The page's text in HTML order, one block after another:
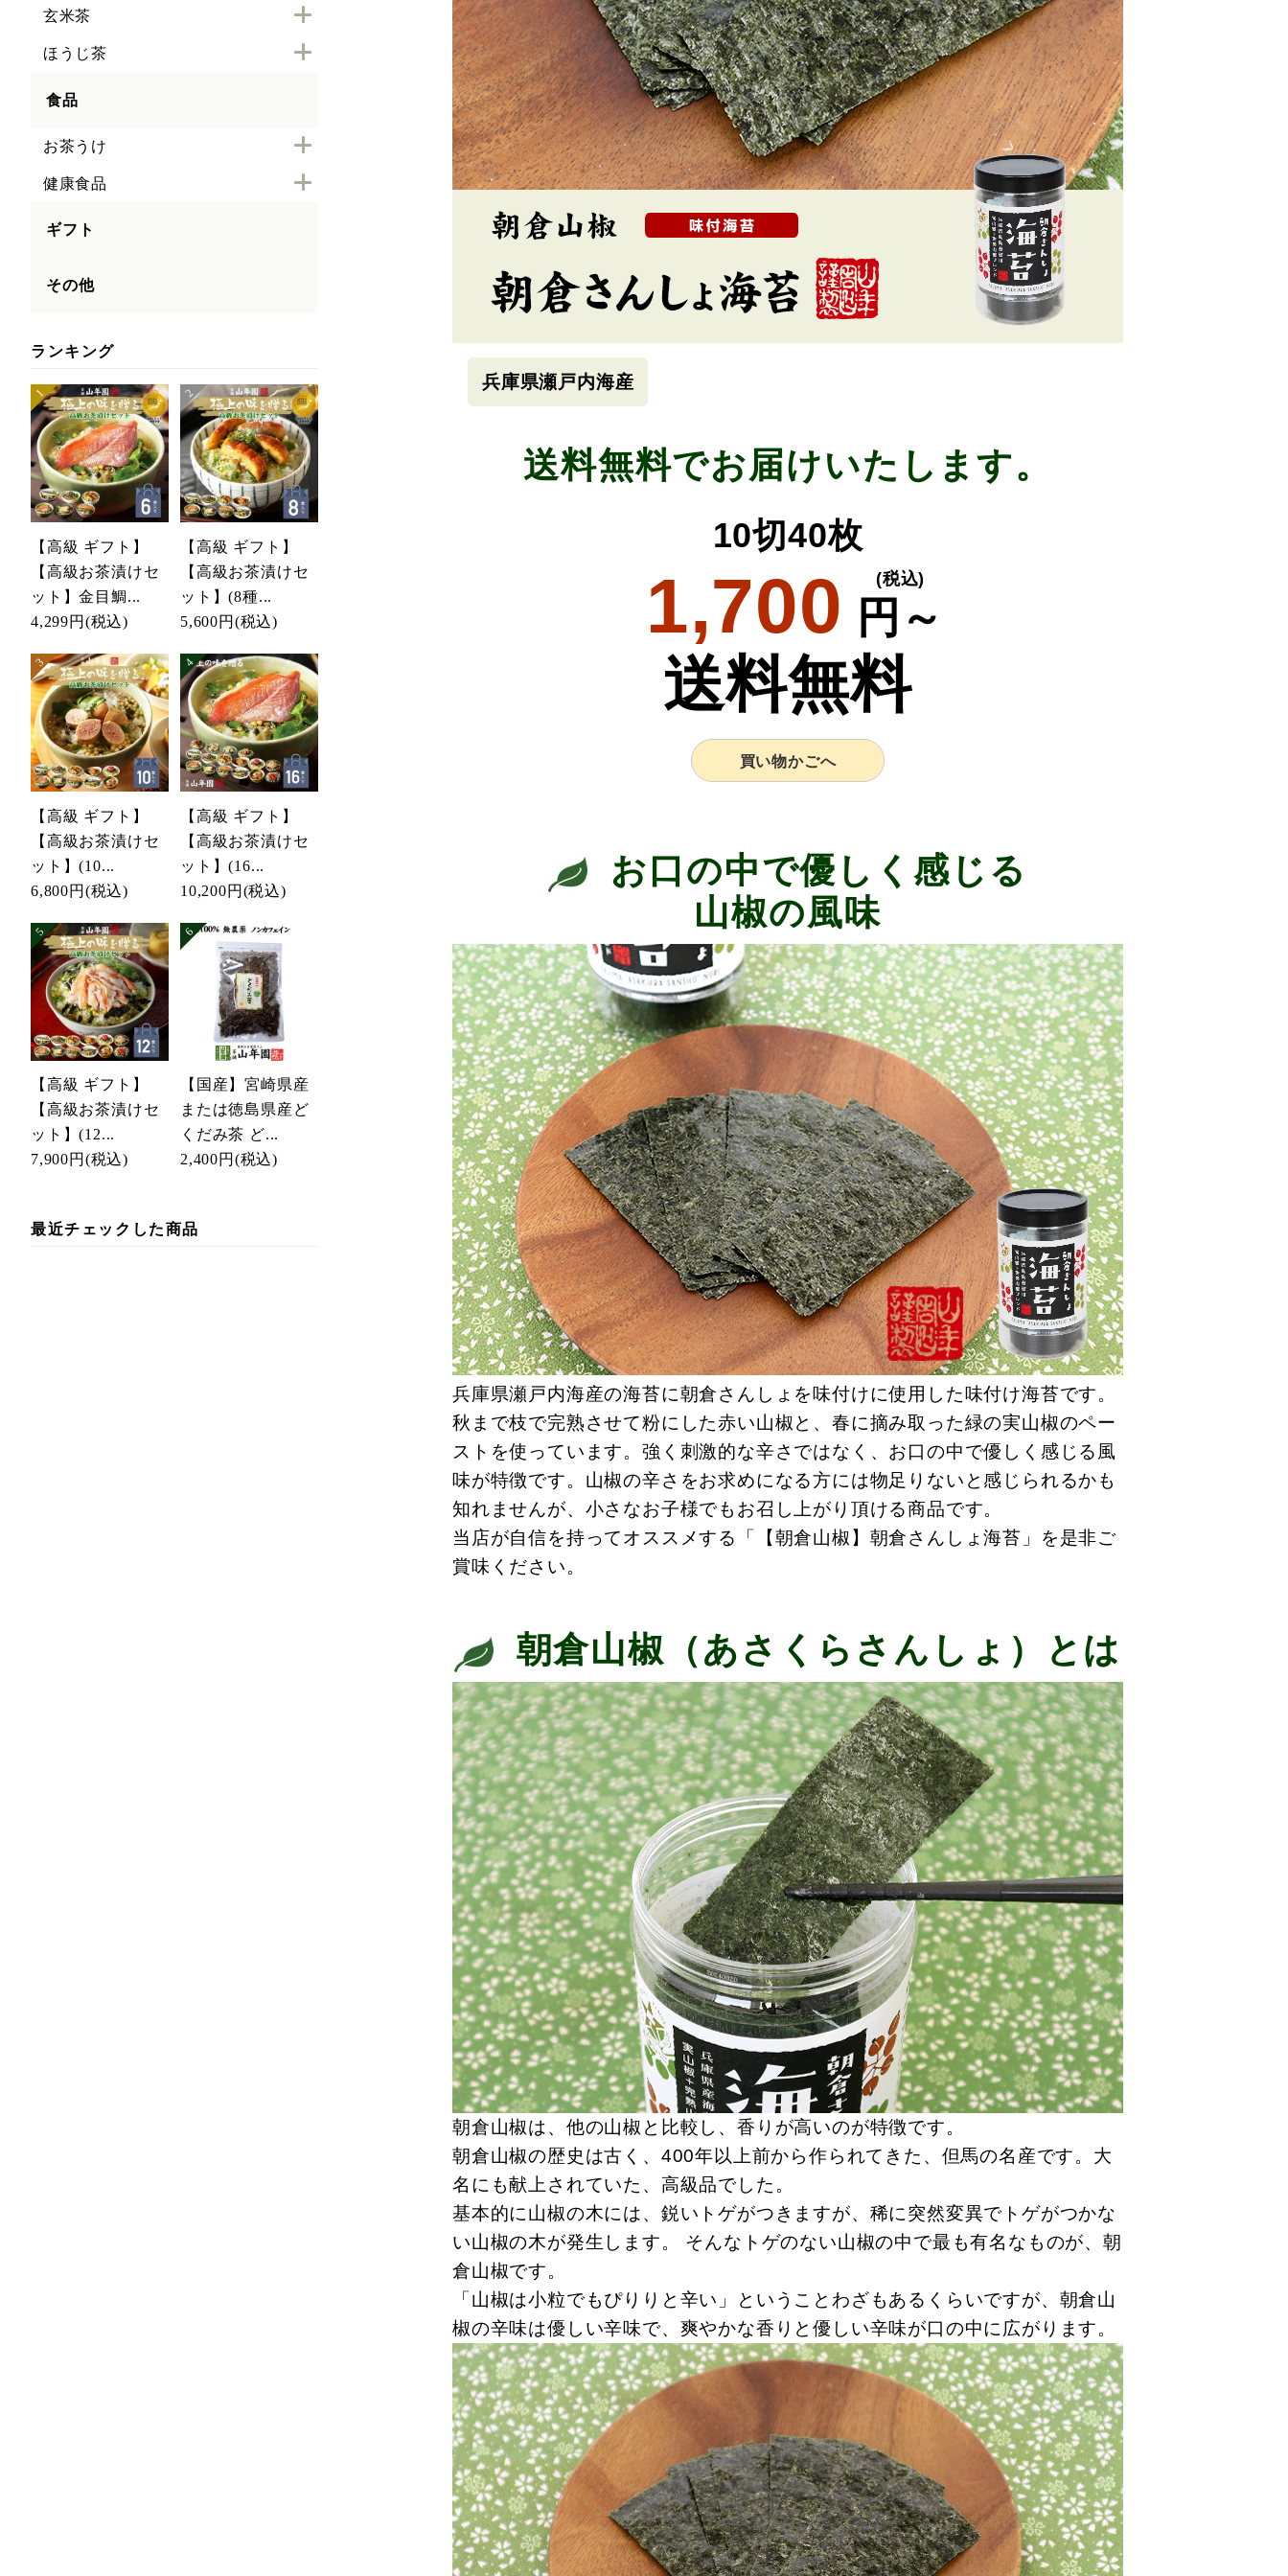
玄米茶
ほうじ茶
食品
お茶うけ
健康食品
ギフト
その他
ランキング
【高級 ギフト】
【高級お茶漬けセ
ット】金目鯛...
4,299円 (税込)
【高級 ギフト】
【高級お茶漬けセ
ット】(8種...
5,600円 (税込)
【高級 ギフト】
【高級お茶漬けセ
ット】(10...
6,800円 (税込)
【高級 ギフト】
【高級お茶漬けセ
ット】(16...
10,200円 (税込)
【高級 ギフト】
【高級お茶漬けセ
ット】(12...
7,900円 (税込)
【国産】宮崎県産
または徳島県産ど
くだみ茶 ど...
2,400円 (税込)
最近チェックした商品
兵庫県瀬戸内海産
送料無料でお届けいたします。
10切40枚
1,700 円～
(税込)
送料無料
買い物かごへ
お口の中で優しく感じる
山椒の風味
兵庫県瀬戸内海産の海苔に朝倉さんしょを味付けに使用した味付け海苔です。
秋まで枝で完熟させて粉にした赤い山椒と、春に摘み取った緑の実山椒のペー
ストを使っています。強く刺激的な辛さではなく、お口の中で優しく感じる風
味が特徴です。山椒の辛さをお求めになる方には物足りないと感じられるかも
知れませんが、小さなお子様でもお召し上がり頂ける商品です。
当店が自信を持ってオススメする「【朝倉山椒】朝倉さんしょ海苔」を是非ご
賞味ください。
朝倉山椒（あさくらさんしょ）とは
朝倉山椒は、他の山椒と比較し、香りが高いのが特徴です。
朝倉山椒の歴史は古く、400年以上前から作られてきた、但馬の名産です。大
名にも献上されていた、高級品でした。
基本的に山椒の木には、鋭いトゲがつきますが、稀に突然変異でトゲがつかな
い山椒の木が発生します。 そんなトゲのない山椒の中で最も有名なものが、朝
倉山椒です。
「山椒は小粒でもぴりりと辛い」ということわざもあるくらいですが、朝倉山
椒の辛味は優しい辛味で、爽やかな香りと優しい辛味が口の中に広がります。